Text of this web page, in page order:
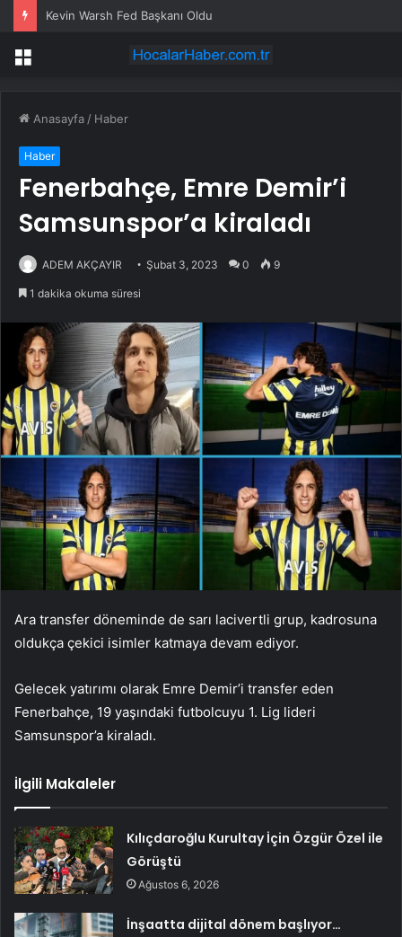
Kevin Warsh Fed Başkanı Oldu
Menü
Anasayfa / Haber
Haber
Fenerbahçe, Emre Demir’i
Samsunspor’a kiraladı
ADEM AKÇAYIR Şubat 3, 2023 0 9
1 dakika okuma süresi
Ara transfer döneminde de sarı lacivertli grup, kadrosuna
oldukça çekici isimler katmaya devam ediyor.
Gelecek yatırımı olarak Emre Demir’i transfer eden
Fenerbahçe, 19 yaşındaki futbolcuyu 1. Lig lideri
Samsunspor’a kiraladı.
İlgili Makaleler
Kılıçdaroğlu Kurultay İçin Özgür Özel ile
Görüştü
Ağustos 6, 2026
İnşaatta dijital dönem başlıyor…